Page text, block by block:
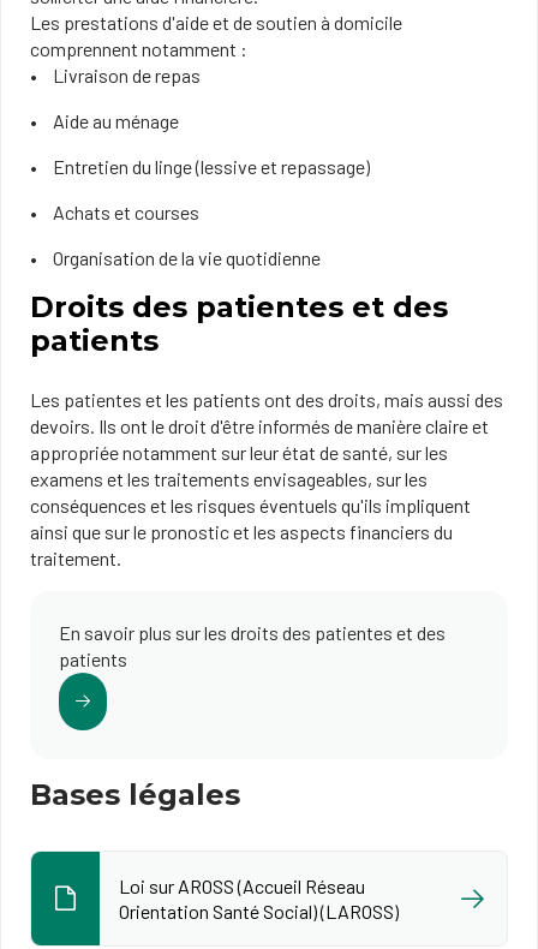
Les prestations d'aide et de soutien à domicile
comprennent notamment :
Livraison de repas
Aide au ménage
Entretien du linge (lessive et repassage)
Achats et courses
Organisation de la vie quotidienne
Droits des patientes et des
patients
Les patientes et les patients ont des droits, mais aussi des
devoirs. Ils ont le droit d'être informés de manière claire et
appropriée notamment sur leur état de santé, sur les
examens et les traitements envisageables, sur les
conséquences et les risques éventuels qu'ils impliquent
ainsi que sur le pronostic et les aspects financiers du
traitement.
En savoir plus sur les droits des patientes et des
patients
Bases légales
Loi sur AROSS (Accueil Réseau
Orientation Santé Social) (LAROSS)